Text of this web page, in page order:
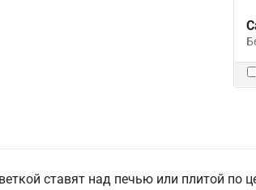
ставят над печью или плитой по